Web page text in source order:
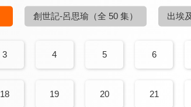
創世記-呂思瑜 （全 50 集） 出埃
3 4 5 6
18 19 20 21